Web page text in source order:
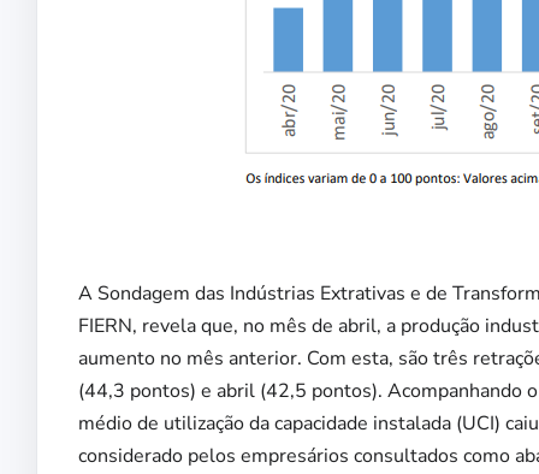
A Sondagem das Indústrias Extrativas e de
FIERN, revela que, no mês de abril, a produção
aumento no mês anterior. Com esta, são três
(44,3 pontos) e abril (42,5 pontos). Acompanhando
médio de utilização da capacidade instalada (UCI)
considerado pelos empresários consultados como